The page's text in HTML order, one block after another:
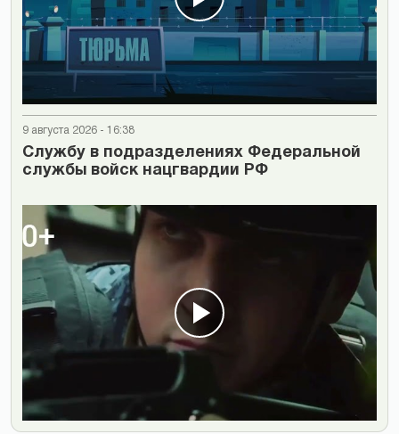
9 августа 2026 - 16:38
Cлужбу в подразделениях Федеральной
службы войск нацгвардии РФ